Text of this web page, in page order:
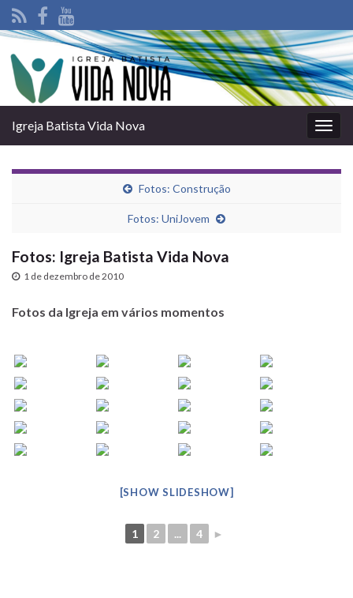
Igreja Batista Vida Nova
Fotos: Construção
Fotos: UniJovem
Fotos: Igreja Batista Vida Nova
1 de dezembro de 2010
Fotos da Igreja em vários momentos
[SHOW SLIDESHOW]
1 2 ... 4 ►